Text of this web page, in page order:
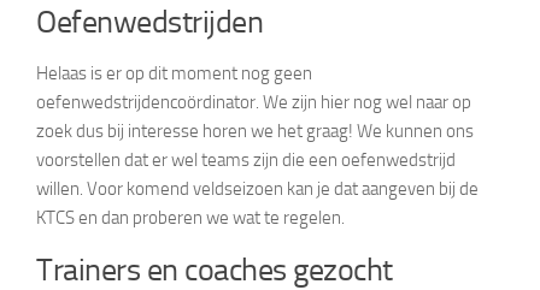
Oefenwedstrijden
Helaas is er op dit moment nog geen
oefenwedstrijdencoördinator. We zijn hier nog wel naar op
zoek dus bij interesse horen we het graag! We kunnen ons
voorstellen dat er wel teams zijn die een oefenwedstrijd
willen. Voor komend veldseizoen kan je dat aangeven bij de
KTCS en dan proberen we wat te regelen.
Trainers en coaches gezocht